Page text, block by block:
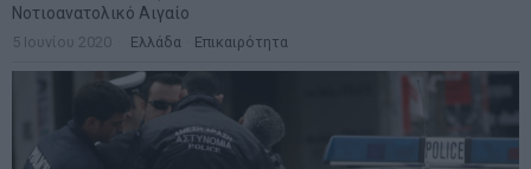
Νοτιοανατολικό Αιγαίο
5 Ιουνίου 2020 Ελλάδα Επικαιρότητα